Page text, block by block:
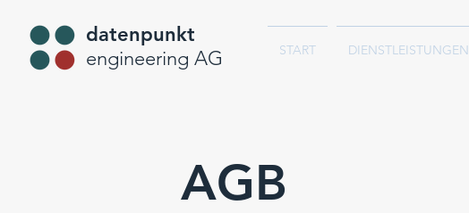
datenpunkt
engineering AG
START DIENSTLEISTUNGEN
AGB